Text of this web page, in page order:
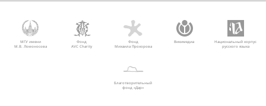
МГУ имени
М.В. Ломоносова
Фонд
AVC Charity
Фонд
Михаила Прохорова
Викимедиа
Национальный корпус
русского языка
Благотворительный
фонд «Дар»